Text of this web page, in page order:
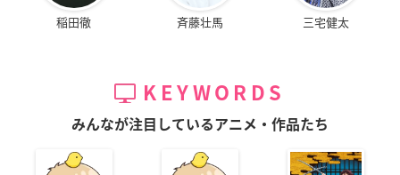
稲田徹 斉藤壮馬 三宅健太
KEYWORDS
みんなが注目しているアニメ・作品たち